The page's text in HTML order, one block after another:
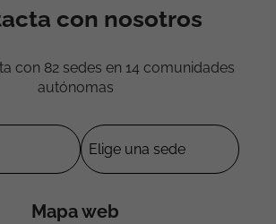
con nosotros
con 82 sedes en 14 comunidades
autónomas
Mapa web